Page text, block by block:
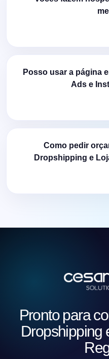
Posso usar a página
Ads e
Como pedir
Dropshipping e
Pronto para
Dropshipping